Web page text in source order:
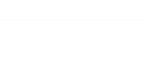
は、会員登録をしたお客様がご利用いただけ
社が必要と判断する場合には、本規約を変更